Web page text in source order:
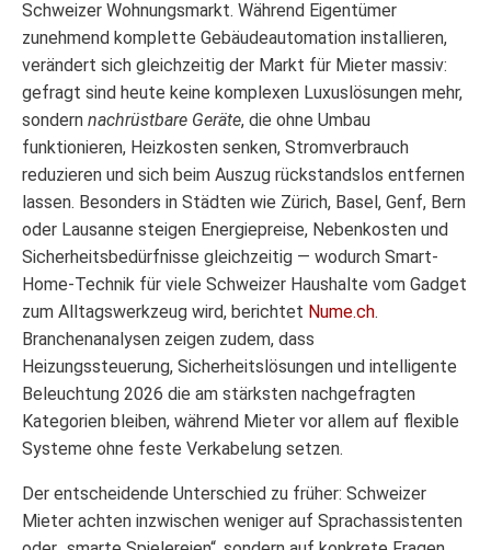
Schweizer Wohnungsmarkt. Während Eigentümer
zunehmend komplette Gebäudeautomation installieren,
verändert sich gleichzeitig der Markt für Mieter massiv:
gefragt sind heute keine komplexen Luxuslösungen mehr,
sondern nachrüstbare Geräte, die ohne Umbau
funktionieren, Heizkosten senken, Stromverbrauch
reduzieren und sich beim Auszug rückstandslos entfernen
lassen. Besonders in Städten wie Zürich, Basel, Genf, Bern
oder Lausanne steigen Energiepreise, Nebenkosten und
Sicherheitsbedürfnisse gleichzeitig — wodurch Smart-
Home-Technik für viele Schweizer Haushalte vom Gadget
zum Alltagswerkzeug wird, berichtet Nume.ch.
Branchenanalysen zeigen zudem, dass
Heizungssteuerung, Sicherheitslösungen und intelligente
Beleuchtung 2026 die am stärksten nachgefragten
Kategorien bleiben, während Mieter vor allem auf flexible
Systeme ohne feste Verkabelung setzen.
Der entscheidende Unterschied zu früher: Schweizer
Mieter achten inzwischen weniger auf Sprachassistenten